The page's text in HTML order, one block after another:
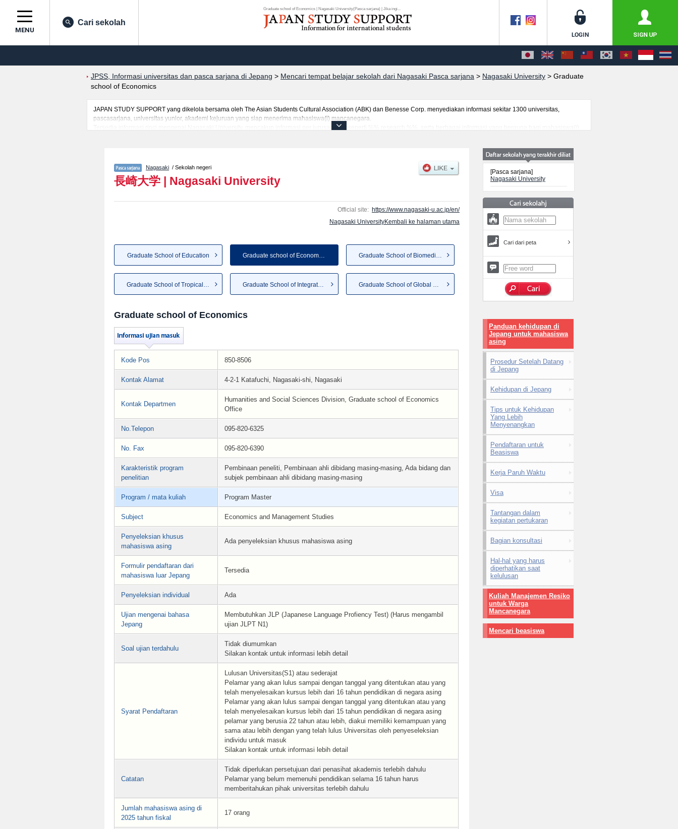
Graduate school of Economics | Nagasaki University(Pasca sarjana) | Jika ingi...
MENU
Cari sekolah
JPSS, Informasi universitas dan pasca sarjana di Jepang > Mencari tempat belajar sekolah dari Nagasaki Pasca sarjana > Nagasaki University > Graduate
school of Economics
JAPAN STUDY SUPPORT yang dikelola bersama oleh The Asian Students Cultural Association (ABK) dan Benesse Corp. menyediakan informasi sekitar 1300 universitas,
pascasarjana, universitas yunior, akademi kejuruan yang siap menerima mahasiswa(i) mancanegara.
Tersedia informasi rinci mengenai Nagasaki University, mencakup informasi per jurusan riset seperti %% research %%, serta berbagai informasi yang berguna bagi mahasiswa(i)
Nagasaki / Sekolah negeri
長崎大学 | Nagasaki University
Official site: https://www.nagasaki-u.ac.jp/en/
Nagasaki UniversityKembali ke halaman utama
Graduate School of Education Graduate school of Economics Graduate School of Biomedical...
Graduate School of Integrated...
Graduate school of Economics
Kode Pos 850-8506
Kontak Alamat 4-2-1 Katafuchi, Nagasaki-shi, Nagasaki
Kontak Departmen
Humanities and Social Sciences Division, Graduate school of Economics
Office
No.Telepon 095-820-6325
No. Fax 095-820-6390
Karakteristik program
penelitian
Pembinaan peneliti, Pembinaan ahli dibidang masing-masing, Ada bidang dan
subjek pembinaan ahli dibidang masing-masing
Program / mata kuliah Program Master
Subject Economics and Management Studies
Penyeleksian khusus
mahasiswa asing
Ada penyeleksian khusus mahasiswa asing
Formulir pendaftaran dari
mahasiswa luar Jepang
Tersedia
Penyeleksian individual Ada
Ujian mengenai bahasa
Jepang
Membutuhkan JLP (Japanese Language Profiency Test) (Harus mengambil
ujian JLPT N1)
Soal ujian terdahulu
Tidak diumumkan
Silakan kontak untuk informasi lebih detail
Syarat Pendaftaran
Lulusan Universitas(S1) atau sederajat
Pelamar yang akan lulus sampai dengan tanggal yang ditentukan atau yang
telah menyelesaikan kursus lebih dari 16 tahun pendidikan di negara asing
Pelamar yang akan lulus sampai dengan tanggal yang ditentukan atau yang
telah menyelesaikan kursus lebih dari 15 tahun pendidikan di negara asing
pelamar yang berusia 22 tahun atau lebih, diakui memiliki kemampuan yang
sama atau lebih dengan yang telah lulus Universitas oleh penyeseleksian
individu untuk masuk
Silakan kontak untuk informasi lebih detail
Catatan
Tidak diperlukan persetujuan dari penasihat akademis terlebih dahulu
Pelamar yang belum memenuhi pendidikan selama 16 tahun harus
memberitahukan pihak universitas terlebih dahulu
Jumlah mahasiswa asing di
2025 tahun fiskal
17 orang
[Pasca sarjana]
Nagasaki University
Cari dari peta
Panduan kehidupan di
Jepang untuk mahasiswa
asing
Prosedur Setelah Datang
di Jepang
Kehidupan di Jepang
Tips untuk Kehidupan
Yang Lebih
Menyenangkan
Pendaftaran untuk
Beasiswa
Kerja Paruh Waktu
Visa
Tantangan dalam
kegiatan pertukaran
Bagian konsultasi
Hal-hal yang harus
diperhatikan saat
kelulusan
Kuliah Manajemen Resiko
untuk Warga
Mancanegara
Mencari beasiswa